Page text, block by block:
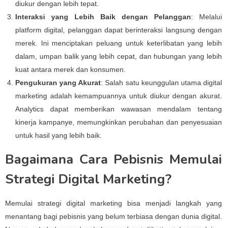
diukur dengan lebih tepat.
Interaksi yang Lebih Baik dengan Pelanggan: Melalui
platform digital, pelanggan dapat berinteraksi langsung dengan
merek. Ini menciptakan peluang untuk keterlibatan yang lebih
dalam, umpan balik yang lebih cepat, dan hubungan yang lebih
kuat antara merek dan konsumen.
Pengukuran yang Akurat: Salah satu keunggulan utama digital
marketing adalah kemampuannya untuk diukur dengan akurat.
Analytics dapat memberikan wawasan mendalam tentang
kinerja kampanye, memungkinkan perubahan dan penyesuaian
untuk hasil yang lebih baik.
Bagaimana Cara Pebisnis Memulai
Strategi Digital Marketing?
Memulai strategi digital marketing bisa menjadi langkah yang
menantang bagi pebisnis yang belum terbiasa dengan dunia digital.